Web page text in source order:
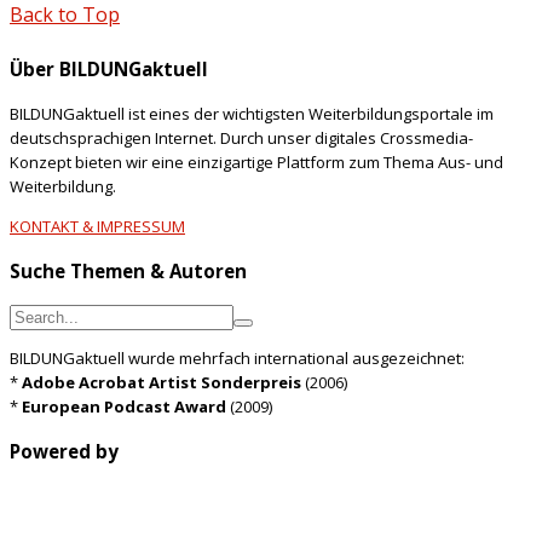
Back to Top
Über BILDUNGaktuell
BILDUNGaktuell ist eines der wichtigsten Weiterbildungsportale im
deutschsprachigen Internet. Durch unser digitales Crossmedia-
Konzept bieten wir eine einzigartige Plattform zum Thema Aus- und
Weiterbildung.
KONTAKT & IMPRESSUM
Suche Themen & Autoren
BILDUNGaktuell wurde mehrfach international ausgezeichnet:
*Adobe Acrobat Artist Sonderpreis(2006)
* European Podcast Award (2009)
Powered by